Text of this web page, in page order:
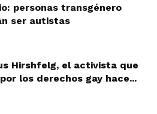
personas transgénero
ser autistas
Hirshfelg, el activista que
los derechos gay hace...